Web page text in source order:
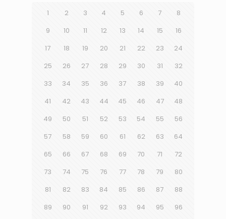
1 2 3 4 5 6 7
8
9
10 11 12 13 14 15
16
17
18 19 20 21 22 23
24
25
26 27 28 29 30 31
32
33
34 35 36 37 38 39
40
41
42 43 44 45 46 47
48
49
50 51 52 53 54 55
56
57
58 59 60 61 62 63
64
65
66 67 68 69 70 71
72
73
74 75 76 77 78 79
80
81
82 83 84 85 86 87
88
89
90 91 92 93 94 95
96